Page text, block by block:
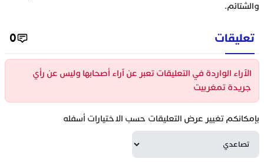
والشتائم.
تعليقات 0
الآراء الواردة في التعليقات تعبر عن آراء أصحابها وليس عن رأي
جريدة تمغربيت
بإمكانكم تغيير عرض التعليقات حسب الاختيارات أسفله